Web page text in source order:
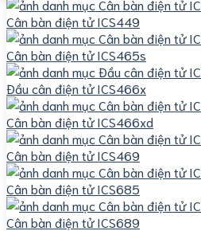
Cân bàn điện tử ICS449
Cân bàn điện tử ICS465s
Đầu cân điện tử ICS466x
Cân bàn điện tử ICS466xd
Cân bàn điện tử ICS469
Cân bàn điện tử ICS685
Cân bàn điện tử ICS689